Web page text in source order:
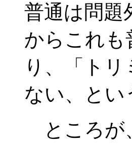
普通は問題
からこれも
り、「ト
ない、と
ところが